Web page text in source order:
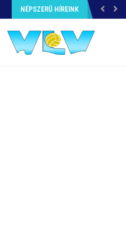
NÉPSZERŰ HÍREINK